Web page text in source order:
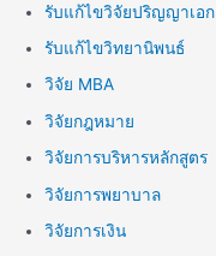
รับแก้ไขวิจัยปริญญาเอก
รับแก้ไขวิทยานิพนธ์
วิจัย MBA
วิจัยกฎหมาย
วิจัยการบริหารหลักสูตร
วิจัยการพยาบาล
วิจัยการเงิน